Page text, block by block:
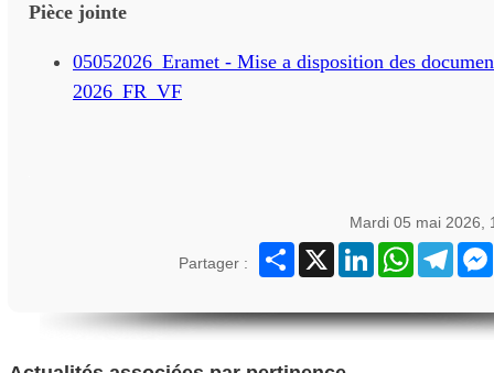
Pièce jointe
05052026_Eramet - Mise a disposition des
2026_FR_VF
Mardi 05 mai 2026,
Partager :
Partager
X LinkedInWhatsApp